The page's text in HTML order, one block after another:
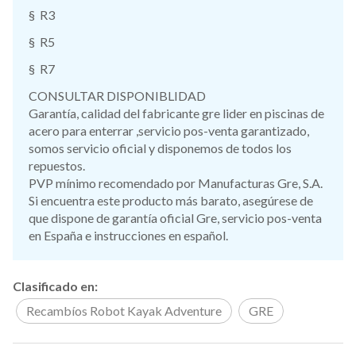
§ R3
§ R5
§ R7
CONSULTAR DISPONIBLIDAD
Garantía, calidad del fabricante gre lider en piscinas de
acero para enterrar ,servicio pos-venta garantizado,
somos servicio oficial y disponemos de todos los
repuestos.
PVP mínimo recomendado por Manufacturas Gre, S.A.
Si encuentra este producto más barato, asegúrese de
que dispone de garantía oficial Gre, servicio pos-venta
en España e instrucciones en español.
Clasificado en:
Recambíos Robot Kayak Adventure
GRE